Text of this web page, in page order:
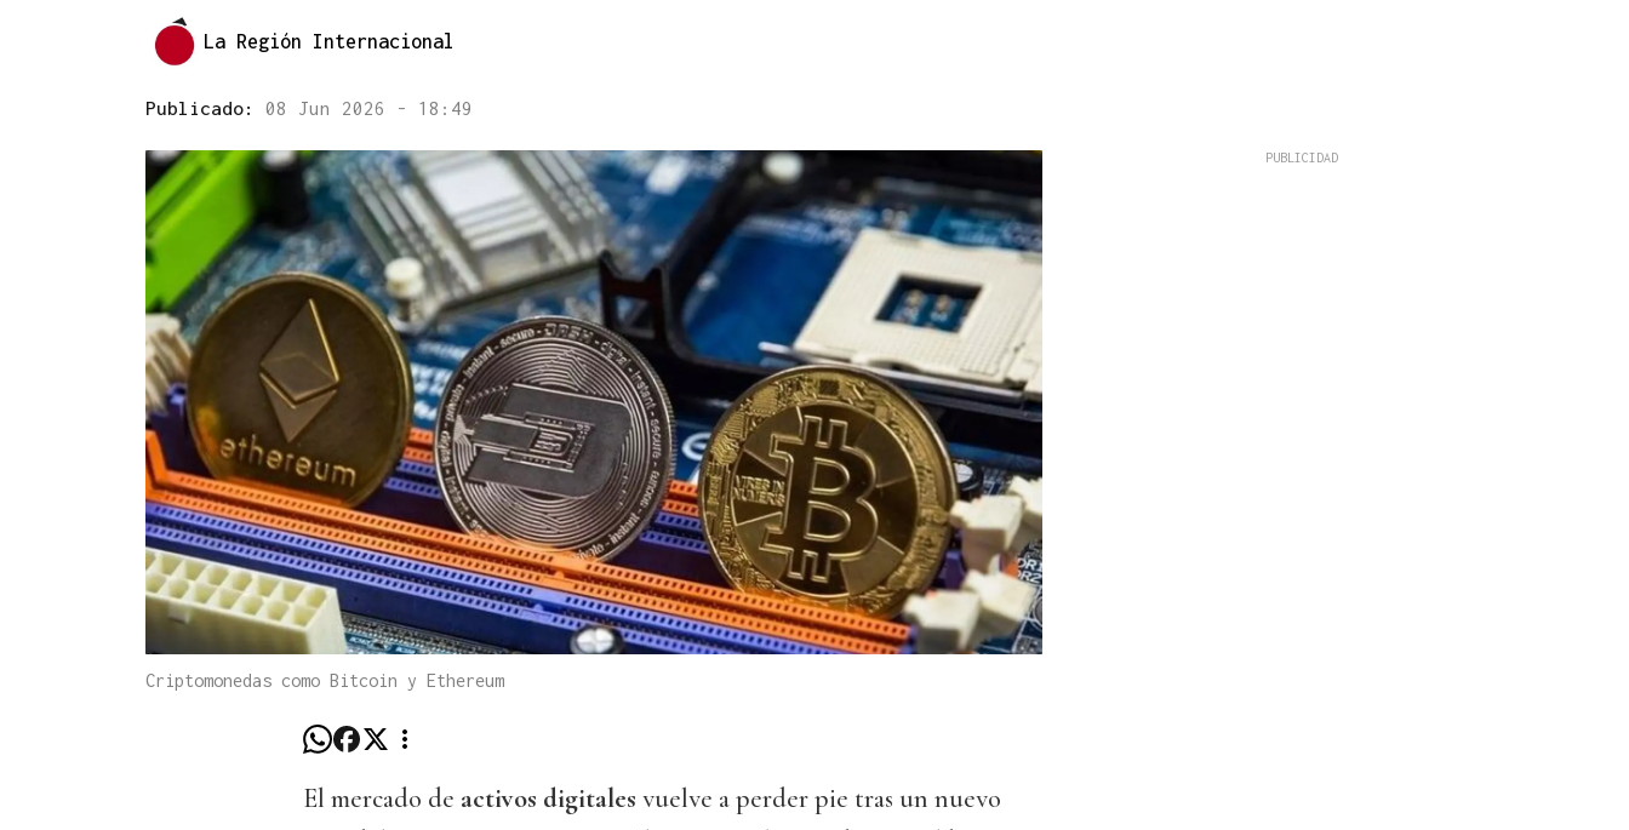
La Región Internacional
Publicado: 08 Jun 2026 - 18:49
Criptomonedas como Bitcoin y Ethereum
El mercado de activos digitales vuelve a perder pie tras un nuevo